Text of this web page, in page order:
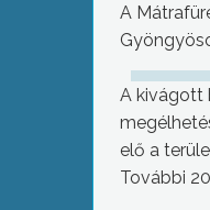
A
A kivágott
elő a
További